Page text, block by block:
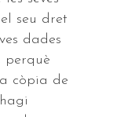
seu dret
dades
perquè
còpia de